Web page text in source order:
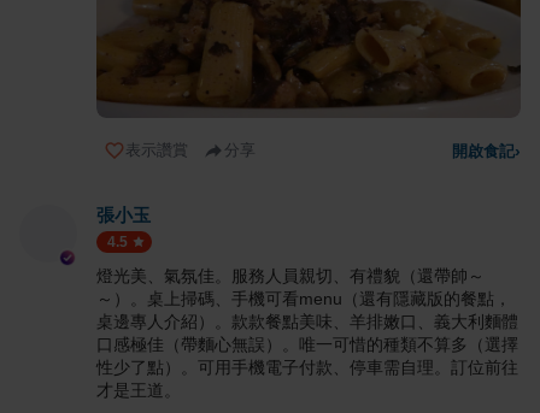
表示讚賞 分享 開啟食記›
張小玉
4.5
燈光美、氣氛佳。服務人員親切、有禮貌（還帶帥～
～）。桌上掃碼、手機可看menu（還有隱藏版的餐點，
桌邊專人介紹）。款款餐點美味、羊排嫩口、義大利麵體
口感極佳（帶麵心無誤）。唯一可惜的種類不算多（選擇
性少了點）。可用手機電子付款、停車需自理。訂位前往
才是王道。